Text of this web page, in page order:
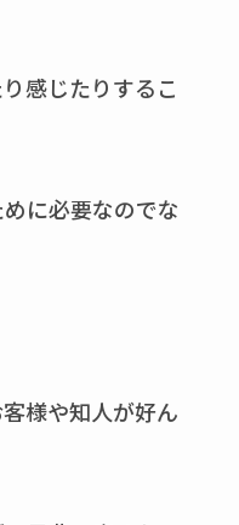
感じたりするこ
に必要なのでな
様や知人が好ん